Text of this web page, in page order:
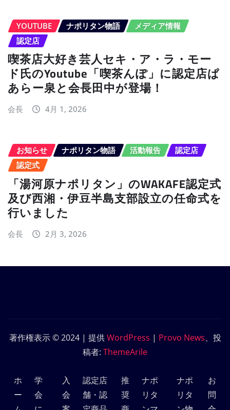
YOUTUBE ナポリタン物語
メディア情報
認定店
喫茶店大好き芸人セキ・ア・ラ・モー
ド氏のYoutube「喫茶んぽ」に認定店ぱ
あらー泉と会長田中が登場！
会長 4月 1, 2026
お知らせ ナポリタン物語 活動報告
認定店
認定式
「湯河原ナポリタン」のWAKAFE認定式
及び西湘・伊豆半島支部設立の任命式を
行いました
会長 2月 3, 2026
著作権表示 © 2024 | 提供WordPress | Provo News、投
稿者: ThemeArile
ホ
ー
学
会
入
会
認定店
舗・認
推
奨
ナポ
リタ
ナポ
リタ
お
問